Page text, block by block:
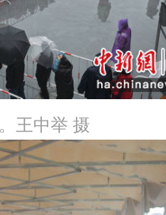
王中举 摄